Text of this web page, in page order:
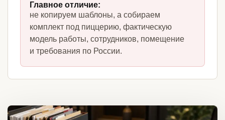
Главное отличие:
не копируем шаблоны, а собираем
комплект под пиццерию, фактическую
модель работы, сотрудников, помещение
и требования по России.